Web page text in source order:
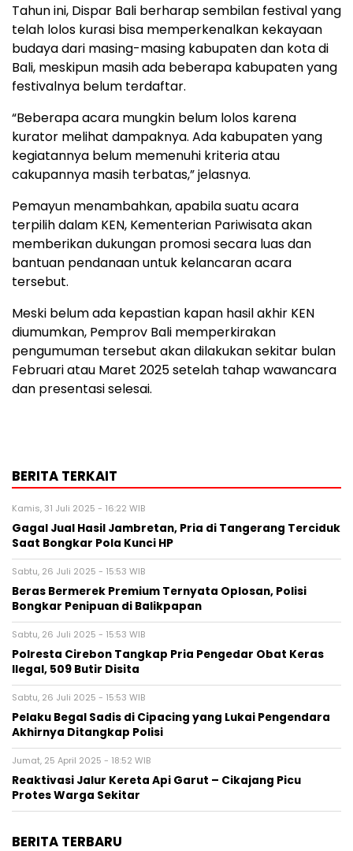
Tahun ini, Dispar Bali berharap sembilan festival yang
telah lolos kurasi bisa memperkenalkan kekayaan
budaya dari masing-masing kabupaten dan kota di
Bali, meskipun masih ada beberapa kabupaten yang
festivalnya belum terdaftar.
“Beberapa acara mungkin belum lolos karena
kurator melihat dampaknya. Ada kabupaten yang
kegiatannya belum memenuhi kriteria atau
cakupannya masih terbatas,” jelasnya.
Pemayun menambahkan, apabila suatu acara
terpilih dalam KEN, Kementerian Pariwisata akan
memberikan dukungan promosi secara luas dan
bantuan pendanaan untuk kelancaran acara
tersebut.
Meski belum ada kepastian kapan hasil akhir KEN
diumumkan, Pemprov Bali memperkirakan
pengumuman tersebut akan dilakukan sekitar bulan
Februari atau Maret 2025 setelah tahap wawancara
dan presentasi selesai.
BERITA TERKAIT
Kamis, 31 Juli 2025 - 16:22 WIB
Gagal Jual Hasil Jambretan, Pria di Tangerang Terciduk
Saat Bongkar Pola Kunci HP
Sabtu, 26 Juli 2025 - 15:53 WIB
Beras Bermerek Premium Ternyata Oplosan, Polisi
Bongkar Penipuan di Balikpapan
Sabtu, 26 Juli 2025 - 15:53 WIB
Polresta Cirebon Tangkap Pria Pengedar Obat Keras
Ilegal, 509 Butir Disita
Sabtu, 26 Juli 2025 - 15:53 WIB
Pelaku Begal Sadis di Cipacing yang Lukai Pengendara
Akhirnya Ditangkap Polisi
Jumat, 25 April 2025 - 18:52 WIB
Reaktivasi Jalur Kereta Api Garut – Cikajang Picu
Protes Warga Sekitar
BERITA TERBARU